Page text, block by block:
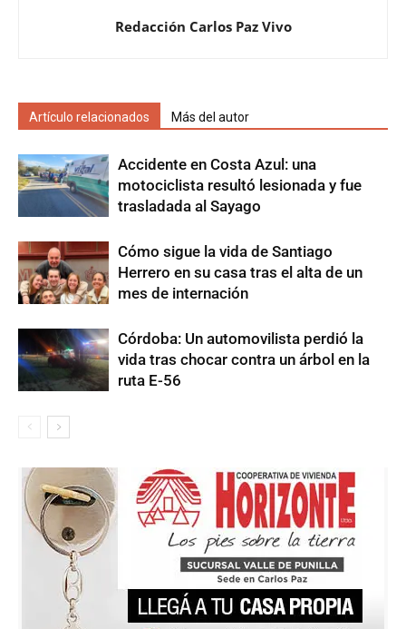
Redacción Carlos Paz Vivo
Artículo relacionados Más del autor
Accidente en Costa Azul: una
motociclista resultó lesionada y fue
trasladada al Sayago
Cómo sigue la vida de Santiago
Herrero en su casa tras el alta de un
mes de internación
Córdoba: Un automovilista perdió la
vida tras chocar contra un árbol en la
ruta E-56